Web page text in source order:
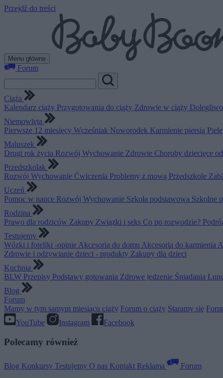
Przejdź do treści
Menu główne
Forum
Ciąża
Kalendarz ciąży Przygotowania do ciąży Zdrowie w ciąży
Niemowlęta
Pierwsze 12 miesięcy Wcześniak Noworodek Karmienie piersią
Maluszek
Drugi rok życia Rozwój Wychowanie Zdrowie Choroby dziecięce
Przedszkolak
Rozwój Wychowanie Ćwiczenia Problemy z mową Przedszkole
Uczeń
Pomoc w nauce Rozwój Wychowanie Szkoła podstawowa Szkolne
Rodzina
Prawo dla rodziców Zakupy Związki i seks Co po rozwodzie?
Testujemy
Wózki i foteliki -opinie Akcesoria do domu Akcesoria do karmienia
Zdrowie i odżywianie dzieci - produkty Zakupy dla dzieci
Kuchnia
BLW Przepisy Podstawy gotowania Zdrowe jedzenie Śniadania
Blog
Forum
Mamy w tym samym miesiącu ciąży Forum o ciąży Staramy się
YouTube
Instagram Facebook
Polecamy również
Blog Konkursy Testujemy O nas Kontakt Reklama
Forum